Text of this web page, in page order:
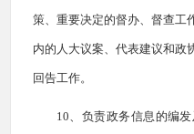
策、重要决定的督办、督查工
内的人大议案、代表建议和政
回告工作。
10、负责政务信息的编